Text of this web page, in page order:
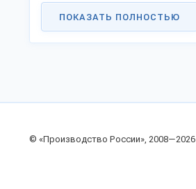
ПОКАЗАТЬ ПОЛНОСТЬЮ
© «Производство России», 2008—2026